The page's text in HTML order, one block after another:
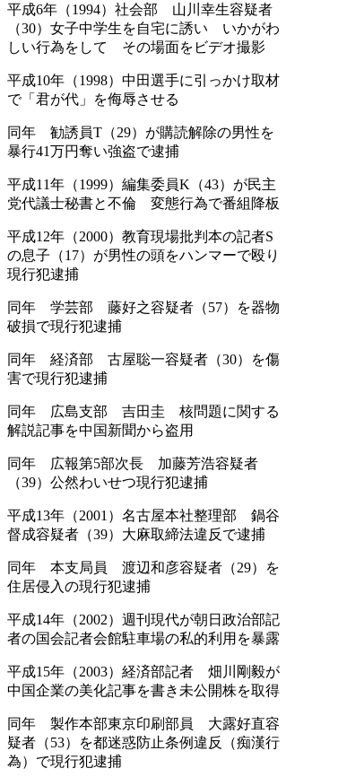
平成6年（1994）社会部 山川幸生容疑者
（30）女子中学生を自宅に誘い いかがわ
しい行為をして その場面をビデオ撮影
平成10年（1998）中田選手に引っかけ取材
で「君が代」を侮辱させる
同年 勧誘員T（29）が購読解除の男性を
暴行41万円奪い強盗で逮捕
平成11年（1999）編集委員K（43）が民主
党代議士秘書と不倫 変態行為で番組降板
平成12年（2000）教育現場批判本の記者S
の息子（17）が男性の頭をハンマーで殴り
現行犯逮捕
同年 学芸部 藤好之容疑者（57）を器物
破損で現行犯逮捕
同年 経済部 古屋聡一容疑者（30）を傷
害で現行犯逮捕
同年 広島支部 吉田圭 核問題に関する
解説記事を中国新聞から盗用
同年 広報第5部次長 加藤芳浩容疑者
（39）公然わいせつ現行犯逮捕
平成13年（2001）名古屋本社整理部 鍋谷
督成容疑者（39）大麻取締法違反で逮捕
同年 本支局員 渡辺和彦容疑者（29）を
住居侵入の現行犯逮捕
平成14年（2002）週刊現代が朝日政治部記
者の国会記者会館駐車場の私的利用を暴露
平成15年（2003）経済部記者 畑川剛毅が
中国企業の美化記事を書き未公開株を取得
同年 製作本部東京印刷部員 大露好直容
疑者（53）を都迷惑防止条例違反（痴漢行
為）で現行犯逮捕